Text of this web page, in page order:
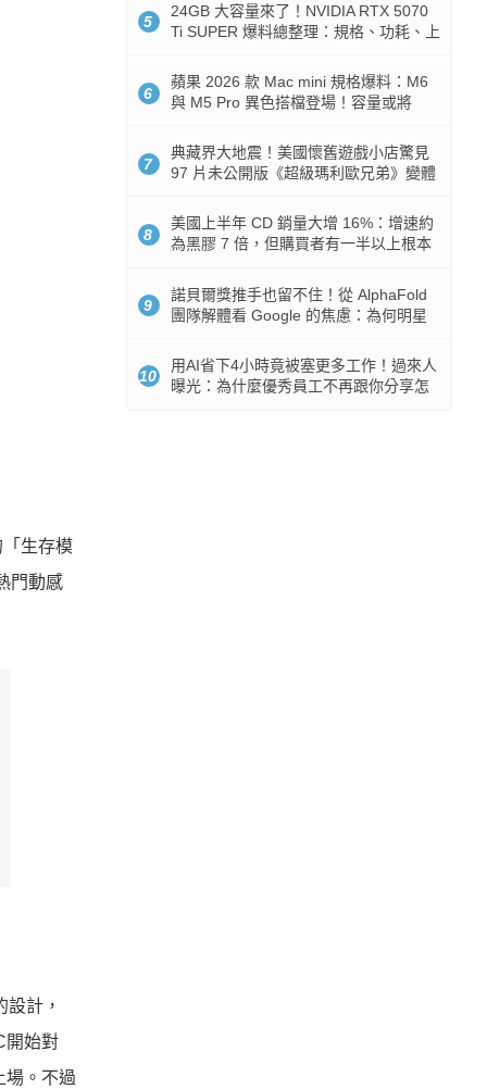
生存模
門動感
計，
開始對
場。不過
5
24GB 大容量來了！NVIDIA RTX 5070
Ti SUPER 爆料總整理：規格、功耗、上
6
蘋果 2026 款 Mac mini 規格爆料：M6
與 M5 Pro 異色搭檔登場！容量或將
7
典藏界大地震！美國懷舊遊戲小店驚見
97 片未公開版《超級瑪利歐兄弟》變體
8
美國上半年 CD 銷量大增 16%：增速約
為黑膠 7 倍，但購買者有一半以上根本
9
諾貝爾獎推手也留不住！從 AlphaFold
團隊解體看 Google 的焦慮：為何明星
10
用AI省下4小時竟被塞更多工作！過來人
曝光：為什麼優秀員工不再跟你分享怎